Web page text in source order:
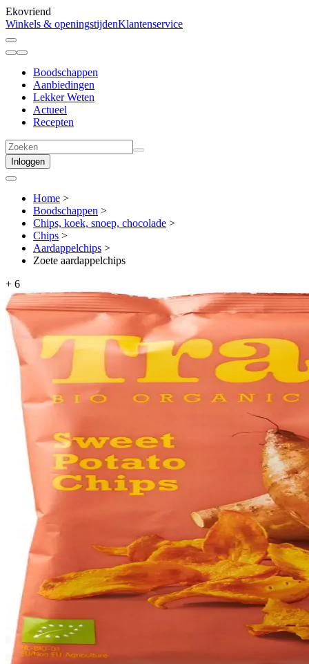
Ekovriend
Winkels & openingstijdenKlantenservice
Boodschappen
Aanbiedingen
Lekker Weten
Actueel
Recepten
Inloggen
Home >
Boodschappen >
Chips, koek, snoep, chocolade >
Chips >
Aardappel­chips >
Zoete aardappelchips
+ 6